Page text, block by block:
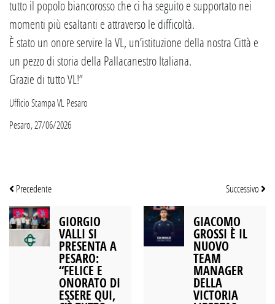
tutto il popolo biancorosso che ci ha seguito e supportato nei
momenti più esaltanti e attraverso le difficoltà.
È stato un onore servire la VL, un’istituzione della nostra Città e
un pezzo di storia della Pallacanestro Italiana.
Grazie di tutto VL!”
Ufficio Stampa VL Pesaro
Pesaro, 27/06/2026
Precedente
GIORGIO
VALLI SI
PRESENTA A
PESARO:
“FELICE E
ONORATO DI
ESSERE QUI,
Successivo
GIACOMO
GROSSI È IL
NUOVO
TEAM
MANAGER
DELLA
VICTORIA